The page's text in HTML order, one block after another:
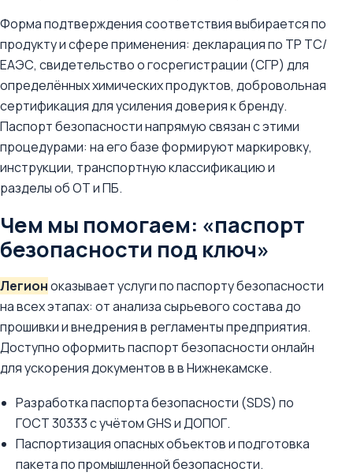
Форма подтверждения соответствия выбирается по
продукту и сфере применения: декларация по ТР ТС/
ЕАЭС, свидетельство о госрегистрации (СГР) для
определённых химических продуктов, добровольная
сертификация для усиления доверия к бренду.
Паспорт безопасности напрямую связан с этими
процедурами: на его базе формируют маркировку,
инструкции, транспортную классификацию и
разделы об ОТ и ПБ.
Чем мы помогаем: «паспорт
безопасности под ключ»
Легионоказывает услуги по паспорту безопасности
на всех этапах: от анализа сырьевого состава до
прошивки и внедрения в регламенты предприятия.
Доступно оформить паспорт безопасности онлайн
для ускорения документов в в Нижнекамске.
Разработка паспорта безопасности (SDS) по
ГОСТ 30333 с учётом GHS и ДОПОГ.
Паспортизация опасных объектов и подготовка
пакета по промышленной безопасности.